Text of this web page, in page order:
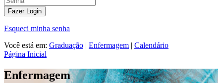
Fazer Login
Esqueci minha senha
Você está em: Graduação | Enfermagem | Calendário
Página Inicial
Enfermagem